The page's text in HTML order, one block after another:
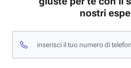
nostri
inserisci il tuo numero di